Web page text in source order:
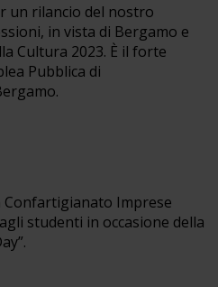
un rilancio del nostro
in vista di Bergamo e
Cultura 2023. È il forte
Pubblica di
Confartigianato Imprese
studenti in occasione della